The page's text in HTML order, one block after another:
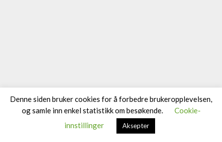
Denne siden bruker cookies for å forbedre brukeropplevelsen,
og samle inn enkel statistikk om besøkende.
Cookie-
innstillinger
Aksepter